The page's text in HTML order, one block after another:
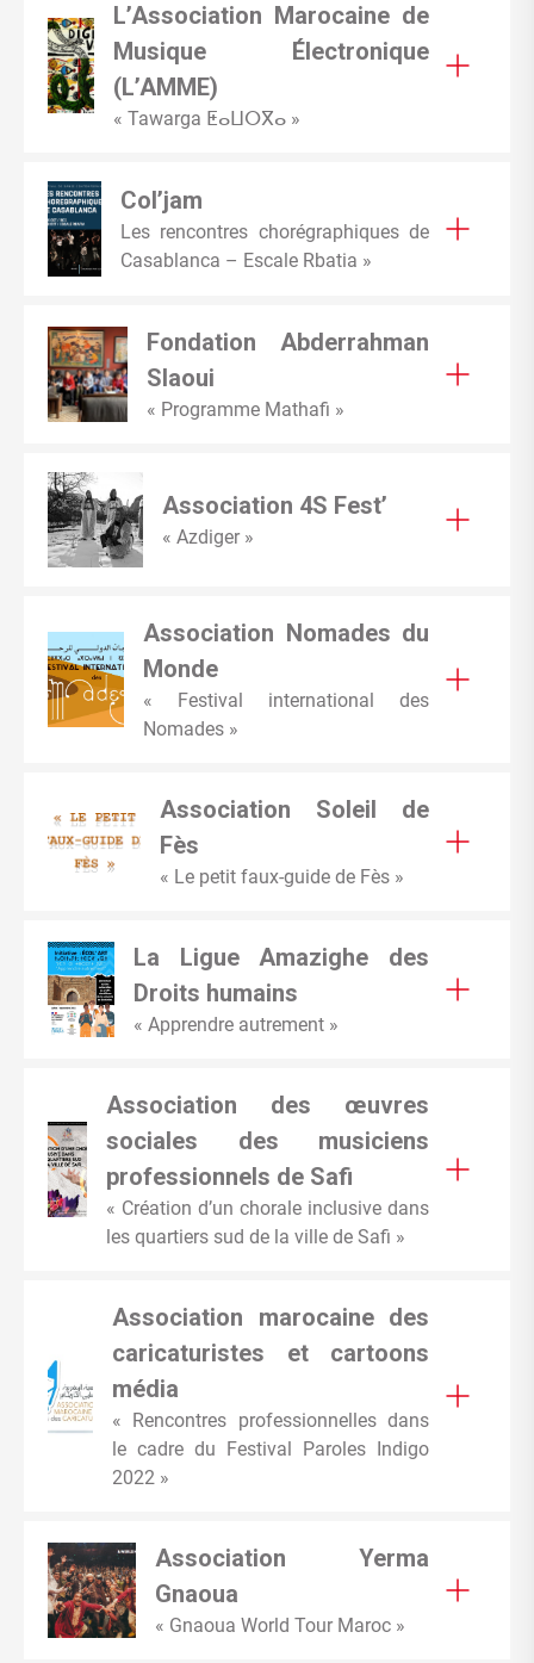
L’Association Marocaine de
Musique Électronique
(L’AMME)
« Tawarga ⵟⴰⵡⵔⴳⴰ »
Col’jam
Les rencontres chorégraphiques de
Casablanca – Escale Rbatia »
Fondation Abderrahman
Slaoui
« Programme Mathafi »
Association 4S Fest’
« Azdiger »
Association Nomades du
Monde
« Festival international des
Nomades »
Association Soleil de
Fès
« Le petit faux-guide de Fès »
La Ligue Amazighe des
Droits humains
« Apprendre autrement »
Association des œuvres
sociales des musiciens
professionnels de Safi
« Création d’un chorale inclusive dans
les quartiers sud de la ville de Safi »
Association marocaine des
caricaturistes et cartoons
média
« Rencontres professionnelles dans
le cadre du Festival Paroles Indigo
2022 »
Association Yerma
Gnaoua
« Gnaoua World Tour Maroc »